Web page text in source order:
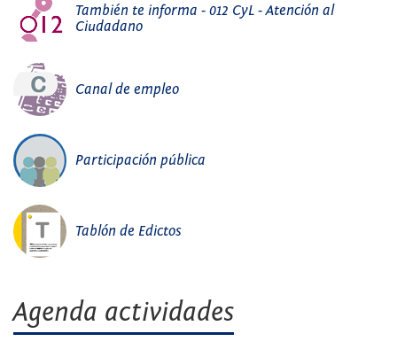
También te informa - 012 CyL - Atención al
Ciudadano
Canal de empleo
Participación pública
Tablón de Edictos
Agenda actividades